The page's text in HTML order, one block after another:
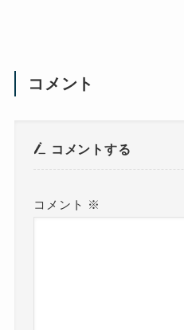
コメント
コメントする
コメント ※